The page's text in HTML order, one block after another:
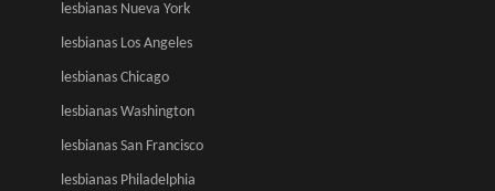
lesbianas Nueva York
lesbianas Los Angeles
lesbianas Chicago
lesbianas Washington
lesbianas San Francisco
lesbianas Philadelphia